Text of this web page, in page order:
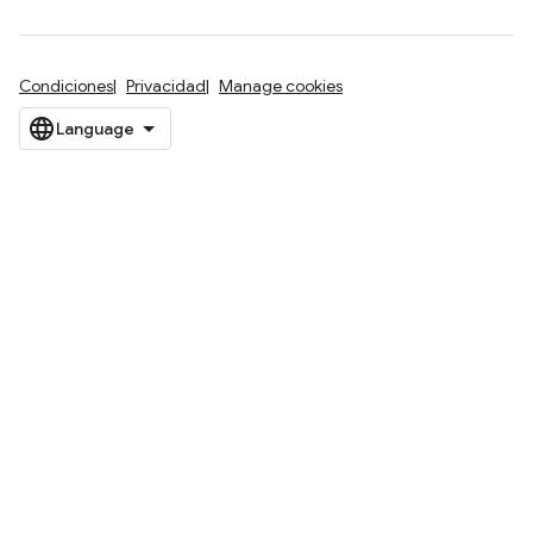
Condiciones Privacidad Manage cookies